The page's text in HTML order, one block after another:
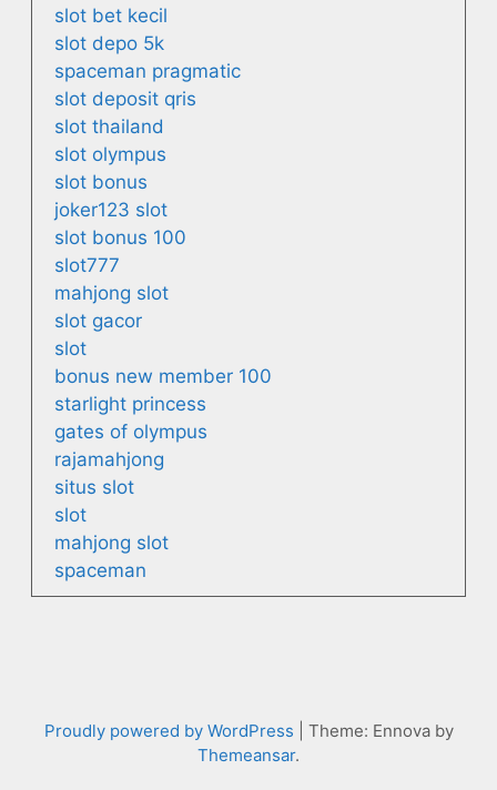
slot bet kecil
slot depo 5k
spaceman pragmatic
slot deposit qris
slot thailand
slot olympus
slot bonus
joker123 slot
slot bonus 100
slot777
mahjong slot
slot gacor
slot
bonus new member 100
starlight princess
gates of olympus
rajamahjong
situs slot
slot
mahjong slot
spaceman
Proudly powered by WordPress
Theme: Ennova by
Themeansar.